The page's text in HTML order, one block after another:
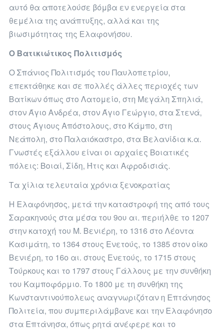
αυτό θα αποτελούσε βόμβα εν ενεργεία στα
θεμέλια της ανάπτυξης, αλλά και της
βιωσιμότητας της Ελαφονήσου.
Ο Βατικιώτικος Πολιτισμός
Ο Σπάνιος Πολιτισμός του Παυλοπετρίου,
επεκτάθηκε και σε πολλές άλλες περιοχές των
Βατίκων όπως στο Λατομείο, στη Μεγάλη Σπηλιά,
στον Άγιο Ανδρέα, στον Άγιο Γεώργιο, στα Στενά,
στους Άγιους Απόστολους, στο Κάμπο, στη
Νεάπολη, στο Παλαιόκαστρο, στα Βελανίδια κ.α.
Γνωστές εξάλλου είναι οι αρχαίες Βοιατικές
πόλεις: Βοιαί, Σίδη, Ήτις και Αφροδισιάς.
Τα χίλια τελευταία χρόνια ξενοκρατίας
Η Ελαφόνησος, μετά την καταστροφή της από τους
Σαρακηνούς στα μέσα του 9ου αι. περιήλθε το 1207
στην κατοχή του Μ. Βενιέρη, το 1316 στο Λέοντα
Κασιμάτη, το 1364 στους Ενετούς, το 1385 στον οίκο
Βενιέρη, το 16ο αι. στους Ενετούς, το 1715 στους
Τούρκους και το 1797 στους Γάλλους με την συνθήκη
του Καμποφόρμιο. Το 1800 με τη συνθήκη της
Κωνσταντινούπολεως αναγνωριζόταν η Επτάνησος
Πολιτεία, που συμπεριλάμβανε και την Ελαφόνησο
στα Επτάνησα, όπως ρητά ανέφερε και το